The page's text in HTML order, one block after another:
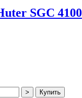
SGC 4100